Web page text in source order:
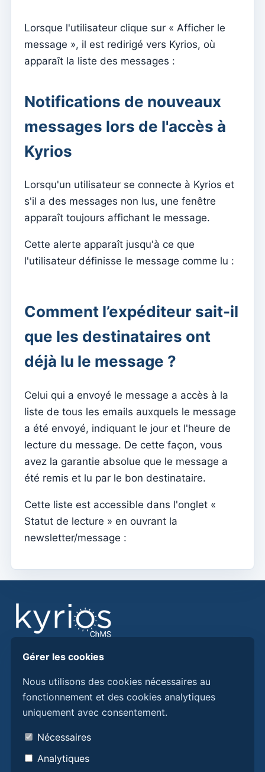
Comment associer des feuilles individuelles à des
groupes
Consulter les inscriptions à la newsletter effectuées
depuis le site Internet
Envoi d'une nouvelle newsletter
Mises en page de la newsletter
Gestão documental
Admin
Attribuer l'accès à un catéchiste
Ajouter un nouvel utilisateur à l'abonnement
Anuário
Contabilidade
Types de documents
Taxonomies
Bilan
Bilan analytique
Sorties
Agendas
Exercices
Accueil – Créer le premier exercice et le solde
Catéchèse
Intentions de masse
Confirmation
Baptêmes
Éléments du Clergé (Curie)
Importateur de documents
Numérateurs
Lorsque l'utilisateur clique sur « Afficher le
message », il est redirigé vers Kyrios, où
apparaît la liste des messages :
Notifications de nouveaux
messages lors de l'accès à
Kyrios
Lorsqu'un utilisateur se connecte à Kyrios et
s'il a des messages non lus, une fenêtre
apparaît toujours affichant le message.
Cette alerte apparaît jusqu'à ce que
l'utilisateur définisse le message comme lu :
Comment l’expéditeur sait-il
que les destinataires ont
déjà lu le message ?
Celui qui a envoyé le message a accès à la
liste de tous les emails auxquels le message
a été envoyé, indiquant le jour et l'heure de
lecture du message. De cette façon, vous
avez la garantie absolue que le message a
été remis et lu par le bon destinataire.
Cette liste est accessible dans l'onglet «
Statut de lecture » en ouvrant la
newsletter/message :
Trouvez des réponses, des guides et des procédures
pour mieux utiliser Kyrios ChMS.
Découvrez Kyrios ici
Qui sommes-nous
Contacts
Gérer les cookies
Nous utilisons des cookies nécessaires au
fonctionnement et des cookies analytiques
uniquement avec consentement.
Nécessaires
Analytiques